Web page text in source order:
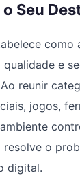
Seu
como
e
reunir
jogos,
o
digital.